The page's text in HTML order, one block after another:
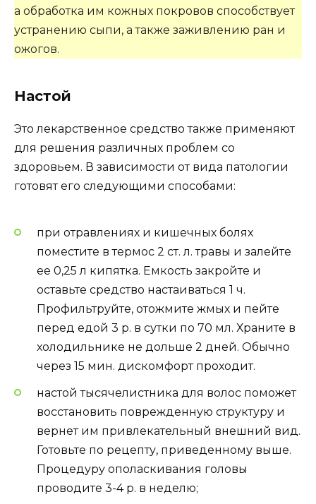
а обработка им кожных покровов способствует
устранению сыпи, а также заживлению ран и
ожогов.
Настой
Это лекарственное средство также применяют
для решения различных проблем со
здоровьем. В зависимости от вида патологии
готовят его следующими способами:
при отравлениях и кишечных болях
поместите в термос 2 ст. л. травы и залейте
ее 0,25 л кипятка. Емкость закройте и
оставьте средство настаиваться 1 ч.
Профильтруйте, отожмите жмых и пейте
перед едой 3 р. в сутки по 70 мл. Храните в
холодильнике не дольше 2 дней. Обычно
через 15 мин. дискомфорт проходит.
настой тысячелистника для волос поможет
восстановить поврежденную структуру и
вернет им привлекательный внешний вид.
Готовьте по рецепту, приведенному выше.
Процедуру ополаскивания головы
проводите 3-4 р. в неделю;